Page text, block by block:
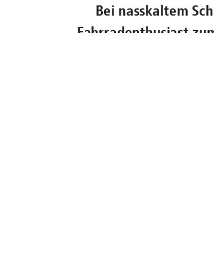
Bei nasskaltem
Fahrradenthusiast